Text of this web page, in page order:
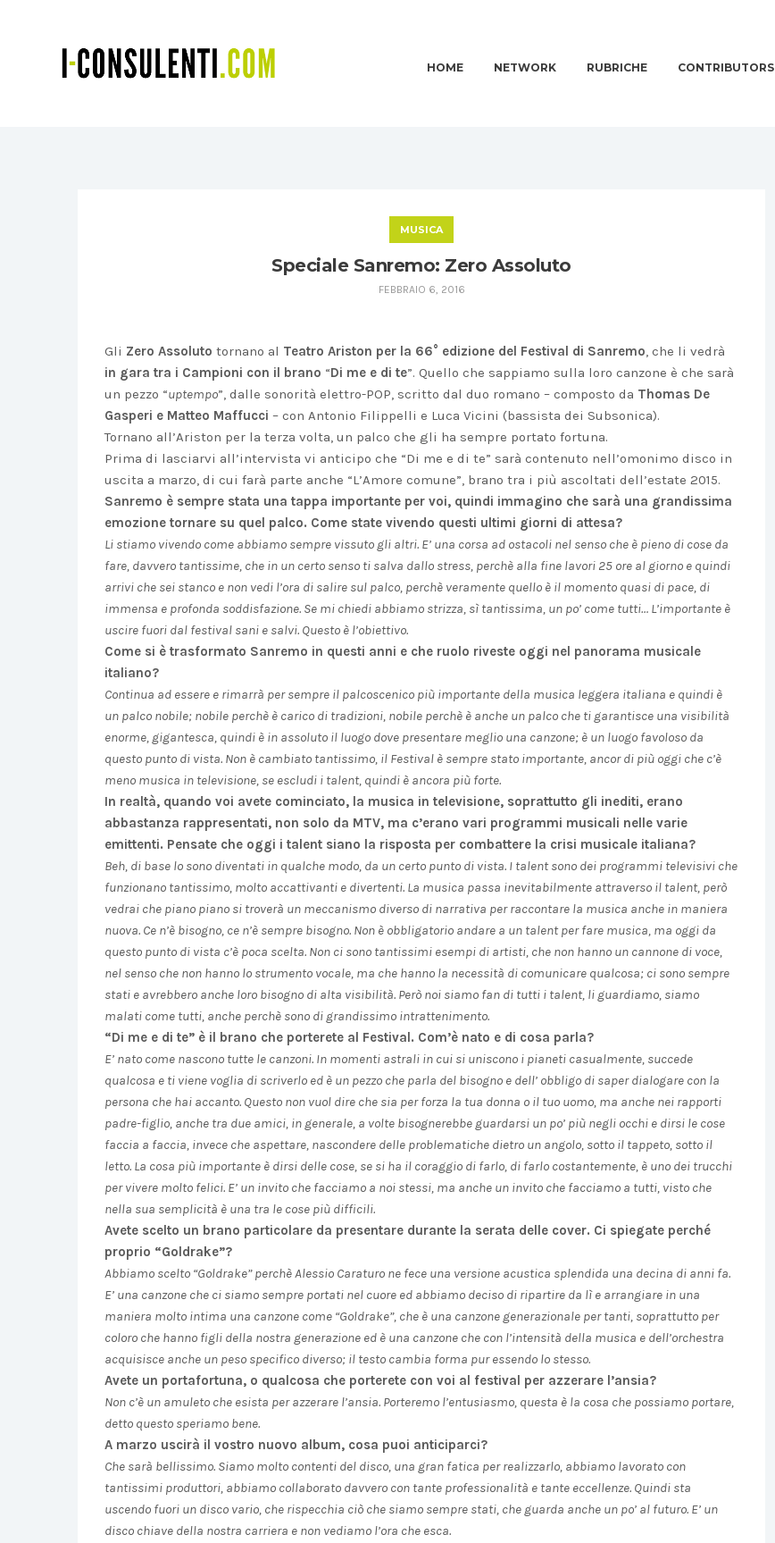
HOME NETWORK RUBRICHE CONTRIBUTORS
MUSICA
Speciale Sanremo: Zero Assoluto
FEBBRAIO 6, 2016
Gli Zero Assoluto tornano al Teatro Ariston per la 66° edizione del Festival di Sanremo, che li vedrà
in gara tra i Campioni con il brano “Di me e di te”. Quello che sappiamo sulla loro canzone è che sarà
un pezzo “uptempo”, dalle sonorità elettro-POP, scritto dal duo romano – composto da Thomas De
Gasperi e Matteo Maffucci – con Antonio Filippelli e Luca Vicini (bassista dei Subsonica).
Tornano all’Ariston per la terza volta, un palco che gli ha sempre portato fortuna.
Prima di lasciarvi all’intervista vi anticipo che “Di me e di te” sarà contenuto nell’omonimo disco in
uscita a marzo, di cui farà parte anche “L’Amore comune”, brano tra i più ascoltati dell’estate 2015.
Sanremo è sempre stata una tappa importante per voi, quindi immagino che sarà una grandissima
emozione tornare su quel palco. Come state vivendo questi ultimi giorni di attesa?
Li stiamo vivendo come abbiamo sempre vissuto gli altri. E’ una corsa ad ostacoli nel senso che è pieno di cose da
fare, davvero tantissime, che in un certo senso ti salva dallo stress, perchè alla fine lavori 25 ore al giorno e quindi
arrivi che sei stanco e non vedi l’ora di salire sul palco, perchè veramente quello è il momento quasi di pace, di
immensa e profonda soddisfazione. Se mi chiedi abbiamo strizza, sì tantissima, un po’ come tutti… L’importante è
uscire fuori dal festival sani e salvi. Questo è l’obiettivo.
Come si è trasformato Sanremo in questi anni e che ruolo riveste oggi nel panorama musicale
italiano?
Continua ad essere e rimarrà per sempre il palcoscenico più importante della musica leggera italiana e quindi è
un palco nobile; nobile perchè è carico di tradizioni, nobile perchè è anche un palco che ti garantisce una visibilità
enorme, gigantesca, quindi è in assoluto il luogo dove presentare meglio una canzone; è un luogo favoloso da
questo punto di vista. Non è cambiato tantissimo, il Festival è sempre stato importante, ancor di più oggi che c’è
meno musica in televisione, se escludi i talent, quindi è ancora più forte.
In realtà, quando voi avete cominciato, la musica in televisione, soprattutto gli inediti, erano
abbastanza rappresentati, non solo da MTV, ma c’erano vari programmi musicali nelle varie
emittenti. Pensate che oggi i talent siano la risposta per combattere la crisi musicale italiana?
Beh, di base lo sono diventati in qualche modo, da un certo punto di vista. I talent sono dei programmi televisivi che
funzionano tantissimo, molto accattivanti e divertenti. La musica passa inevitabilmente attraverso il talent, però
vedrai che piano piano si troverà un meccanismo diverso di narrativa per raccontare la musica anche in maniera
nuova. Ce n’è bisogno, ce n’è sempre bisogno. Non è obbligatorio andare a un talent per fare musica, ma oggi da
questo punto di vista c’è poca scelta. Non ci sono tantissimi esempi di artisti, che non hanno un cannone di voce,
nel senso che non hanno lo strumento vocale, ma che hanno la necessità di comunicare qualcosa; ci sono sempre
stati e avrebbero anche loro bisogno di alta visibilità. Però noi siamo fan di tutti i talent, li guardiamo, siamo
malati come tutti, anche perchè sono di grandissimo intrattenimento.
“Di me e di te” è il brano che porterete al Festival. Com’è nato e di cosa parla?
E’ nato come nascono tutte le canzoni. In momenti astrali in cui si uniscono i pianeti casualmente, succede
qualcosa e ti viene voglia di scriverlo ed è un pezzo che parla del bisogno e dell’ obbligo di saper dialogare con la
persona che hai accanto. Questo non vuol dire che sia per forza la tua donna o il tuo uomo, ma anche nei rapporti
padre-figlio, anche tra due amici, in generale, a volte bisognerebbe guardarsi un po’ più negli occhi e dirsi le cose
faccia a faccia, invece che aspettare, nascondere delle problematiche dietro un angolo, sotto il tappeto, sotto il
letto. La cosa più importante è dirsi delle cose, se si ha il coraggio di farlo, di farlo costantemente, è uno dei trucchi
per vivere molto felici. E’ un invito che facciamo a noi stessi, ma anche un invito che facciamo a tutti, visto che
nella sua semplicità è una tra le cose più difficili.
Avete scelto un brano particolare da presentare durante la serata delle cover. Ci spiegate perché
proprio “Goldrake”?
Abbiamo scelto “Goldrake” perchè Alessio Caraturo ne fece una versione acustica splendida una decina di anni fa.
E’ una canzone che ci siamo sempre portati nel cuore ed abbiamo deciso di ripartire da lì e arrangiare in una
maniera molto intima una canzone come “Goldrake”, che è una canzone generazionale per tanti, soprattutto per
coloro che hanno figli della nostra generazione ed è una canzone che con l’intensità della musica e dell’orchestra
acquisisce anche un peso specifico diverso; il testo cambia forma pur essendo lo stesso.
Avete un portafortuna, o qualcosa che porterete con voi al festival per azzerare l’ansia?
Non c’è un amuleto che esista per azzerare l’ansia. Porteremo l’entusiasmo, questa è la cosa che possiamo portare,
detto questo speriamo bene.
A marzo uscirà il vostro nuovo album, cosa puoi anticiparci?
Che sarà bellissimo. Siamo molto contenti del disco, una gran fatica per realizzarlo, abbiamo lavorato con
tantissimi produttori, abbiamo collaborato davvero con tante professionalità e tante eccellenze. Quindi sta
uscendo fuori un disco vario, che rispecchia ciò che siamo sempre stati, che guarda anche un po’ al futuro. E’ un
disco chiave della nostra carriera e non vediamo l’ora che esca.